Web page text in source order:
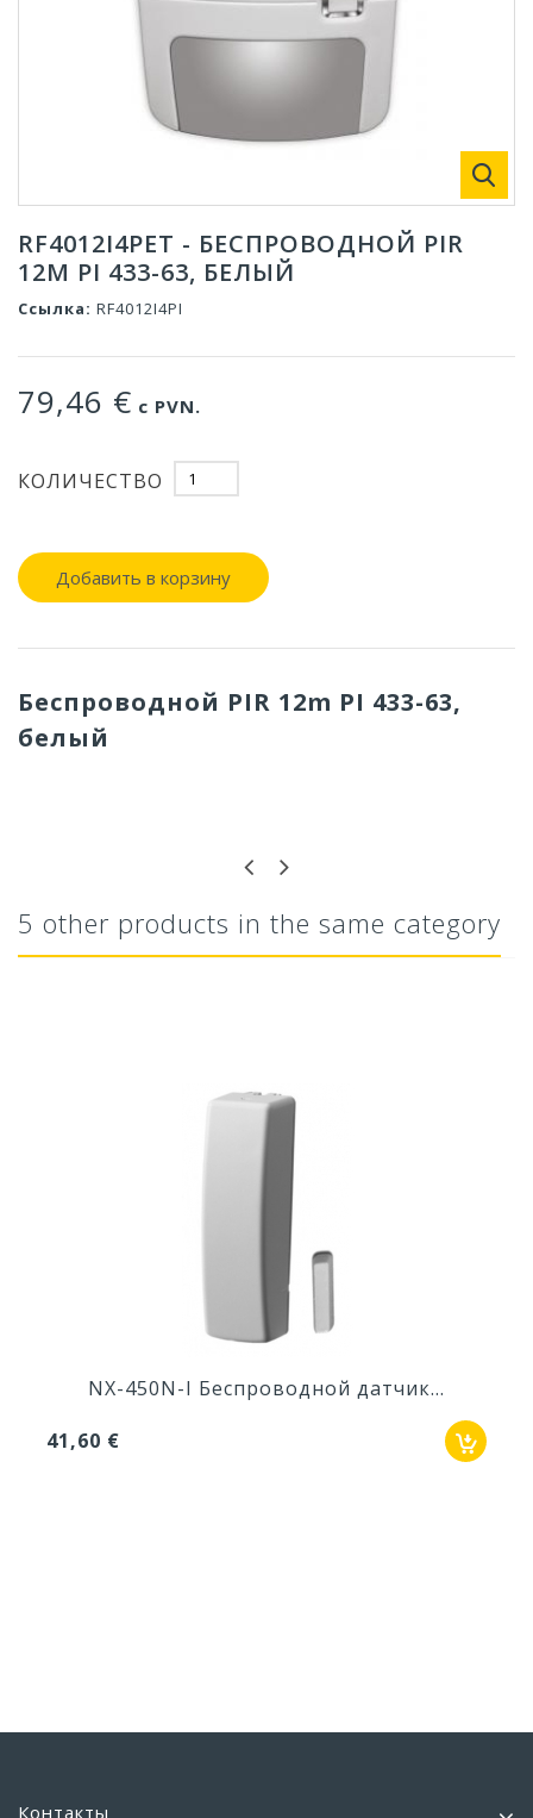
RF4012I4PET - БЕСПРОВОДНОЙ PIR
12M PI 433-63, БЕЛЫЙ
Ссылка: RF4012I4PI
79,46 € с PVN.
КОЛИЧЕСТВО
Добавить в корзину
Беспроводной PIR 12m PI 433-63,
белый
5 other products in the same category
NX-450N-I Беспроводной датчик...
41,60 €
Контакты